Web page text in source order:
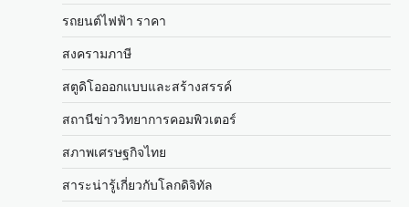
รถยนต์ไฟฟ้า ราคา
สงครามภาษี
สตูดิโอออกแบบและสร้างสรรค์
สถานีข่าววิทยาการคอมพิวเตอร์
สภาพเศรษฐกิจไทย
สาระน่ารู้เกี่ยวกับโลกดิจิทัล